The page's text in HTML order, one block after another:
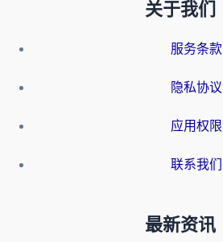
关于我们
服务条款
隐私协议
应用权限
联系我们
最新资讯